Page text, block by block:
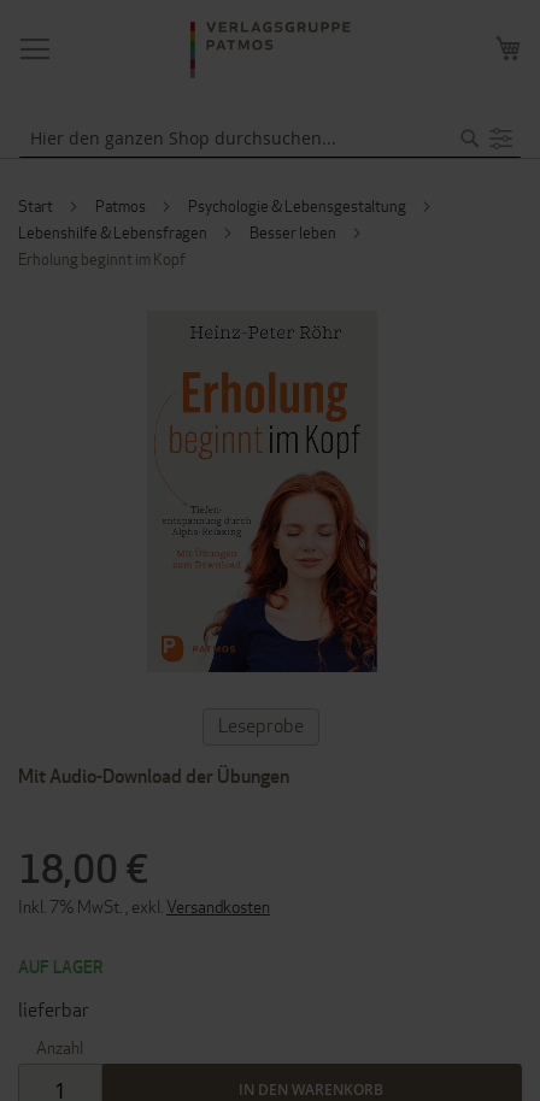
NAVIGATION
UMSCHALTEN
Start Patmos
Psychologie & Lebensgestaltung
Lebenshilfe & Lebensfragen
Besser leben
Erholung beginnt im Kopf
Mit Audio-Download der Übungen
18,00 €
Inkl. 7% MwSt. exkl. Versandkosten
AUF LAGER
lieferbar
Anzahl
IN DEN WARENKORB
ENDE
BILDERGALERIE
SPRINGEN
ZUM
ANFANG
BILDERGALERIE
SPRINGEN
Leseprobe